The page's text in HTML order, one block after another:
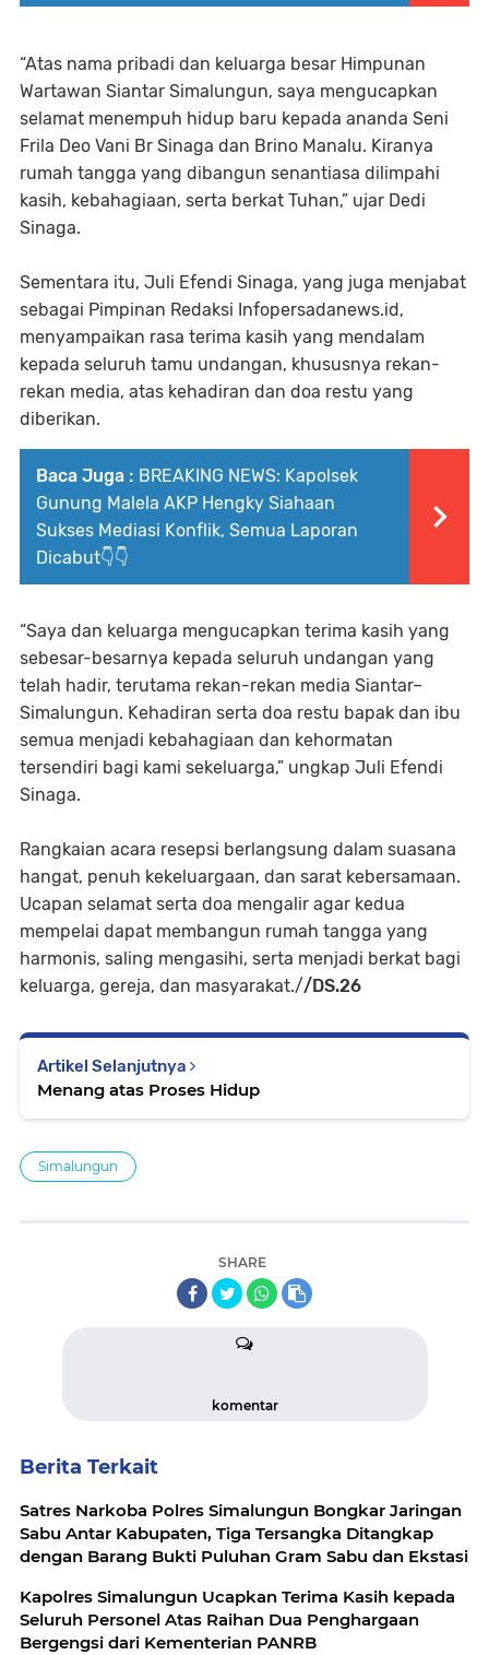
“Atas nama pribadi dan keluarga besar Himpunan
Wartawan Siantar Simalungun, saya mengucapkan
selamat menempuh hidup baru kepada ananda Seni
Frila Deo Vani Br Sinaga dan Brino Manalu. Kiranya
rumah tangga yang dibangun senantiasa dilimpahi
kasih, kebahagiaan, serta berkat Tuhan,” ujar Dedi
Sinaga.
Sementara itu, Juli Efendi Sinaga, yang juga menjabat
sebagai Pimpinan Redaksi Infopersadanews.id,
menyampaikan rasa terima kasih yang mendalam
kepada seluruh tamu undangan, khususnya rekan-
rekan media, atas kehadiran dan doa restu yang
diberikan.
Baca Juga : BREAKING NEWS: Kapolsek
Gunung Malela AKP Hengky Siahaan
Sukses Mediasi Konflik, Semua Laporan
Dicabut👇👇
“Saya dan keluarga mengucapkan terima kasih yang
sebesar-besarnya kepada seluruh undangan yang
telah hadir, terutama rekan-rekan media Siantar–
Simalungun. Kehadiran serta doa restu bapak dan ibu
semua menjadi kebahagiaan dan kehormatan
tersendiri bagi kami sekeluarga,” ungkap Juli Efendi
Sinaga.
Rangkaian acara resepsi berlangsung dalam suasana
hangat, penuh kekeluargaan, dan sarat kebersamaan.
Ucapan selamat serta doa mengalir agar kedua
mempelai dapat membangun rumah tangga yang
harmonis, saling mengasihi, serta menjadi berkat bagi
keluarga, gereja, dan masyarakat.//DS.26
Artikel Selanjutnya
Menang atas Proses Hidup
Simalungun
SHARE
komentar
Berita Terkait
Satres Narkoba Polres Simalungun Bongkar Jaringan
Sabu Antar Kabupaten, Tiga Tersangka Ditangkap
dengan Barang Bukti Puluhan Gram Sabu dan Ekstasi
Kapolres Simalungun Ucapkan Terima Kasih kepada
Seluruh Personel Atas Raihan Dua Penghargaan
Bergengsi dari Kementerian PANRB